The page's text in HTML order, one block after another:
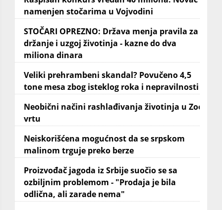
namenjen stočarima u Vojvodini
STOČARI OPREZNO: Država menja pravila za
držanje i uzgoj životinja - kazne do dva
miliona dinara
Veliki prehrambeni skandal? Povučeno 4,5
tone mesa zbog isteklog roka i nepravilnosti
Neobični načini rashlađivanja životinja u Zoo
vrtu
Neiskorišćena mogućnost da se srpskom
malinom trguje preko berze
Proizvođač jagoda iz Srbije suočio se sa
ozbiljnim problemom - "Prodaja je bila
odlična, ali zarade nema"